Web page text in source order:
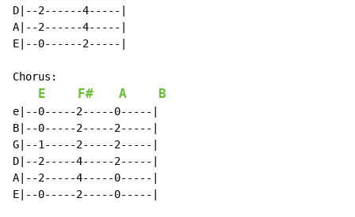
D|--2------4-----|
A|--2------4-----|
E|--0------2-----|
Chorus:
E F# A B
e|--0-----2-----0-----|
B|--0-----2-----2-----|
G|--1-----2-----2-----|
D|--2-----4-----2-----|
A|--2-----4-----0-----|
E|--0-----2-----0-----|